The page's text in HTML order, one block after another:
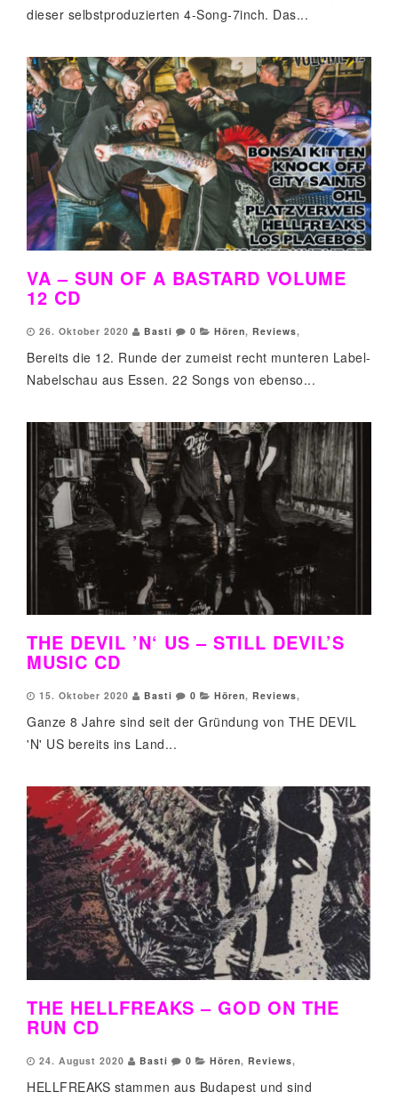
dieser selbstproduzierten 4-Song-7inch. Das...
VA – SUN OF A BASTARD VOLUME
12 CD
26. Oktober 2020 Basti 0 Hören, Reviews,
Bereits die 12. Runde der zumeist recht munteren Label-
Nabelschau aus Essen. 22 Songs von ebenso...
THE DEVIL ’N‘ US – STILL DEVIL’S
MUSIC CD
15. Oktober 2020 Basti 0 Hören, Reviews,
Ganze 8 Jahre sind seit der Gründung von THE DEVIL
'N' US bereits ins Land...
THE HELLFREAKS – GOD ON THE
RUN CD
24. August 2020 Basti 0 Hören, Reviews,
HELLFREAKS stammen aus Budapest und sind